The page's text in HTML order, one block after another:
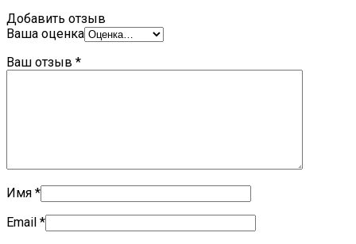
Добавить отзыв
Ваша оценка
Ваш отзыв *
Имя *
Email *